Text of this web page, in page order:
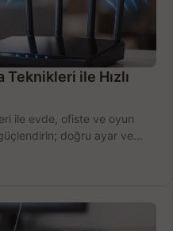
Teknikleri ile Hızlı
ile evde, ofiste ve oyun
doğru ayar ve